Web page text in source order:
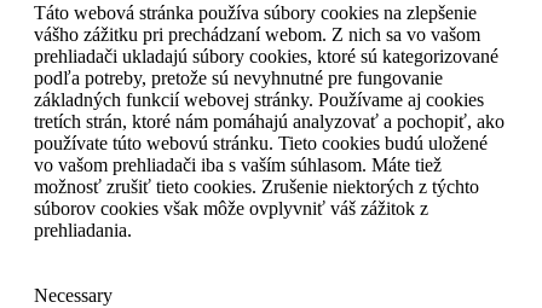
Táto webová stránka používa súbory cookies na zlepšenie
vášho zážitku pri prechádzaní webom. Z nich sa vo vašom
prehliadači ukladajú súbory cookies, ktoré sú kategorizované
podľa potreby, pretože sú nevyhnutné pre fungovanie
základných funkcií webovej stránky. Používame aj cookies
tretích strán, ktoré nám pomáhajú analyzovať a pochopiť, ako
používate túto webovú stránku. Tieto cookies budú uložené
vo vašom prehliadači iba s vaším súhlasom. Máte tiež
možnosť zrušiť tieto cookies. Zrušenie niektorých z týchto
súborov cookies však môže ovplyvniť váš zážitok z
prehliadania.
Necessary